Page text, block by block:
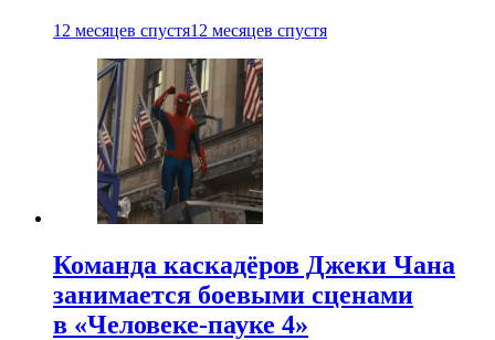
12 месяцев спустя12 месяцев спустя
Команда каскадёров Джеки Чана
занимается боевыми сценами
в «Человеке-пауке 4»